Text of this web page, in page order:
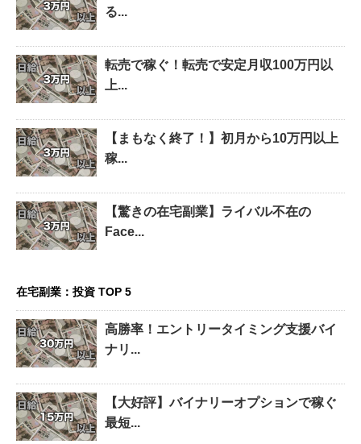
る...
転売で稼ぐ！転売で安定月収100万円以
上...
【まもなく終了！】初月から10万円以上
稼...
【驚きの在宅副業】ライバル不在の
Face...
在宅副業：投資 TOP 5
高勝率！エントリータイミング支援バイ
ナリ...
【大好評】バイナリーオプションで稼ぐ
最短...